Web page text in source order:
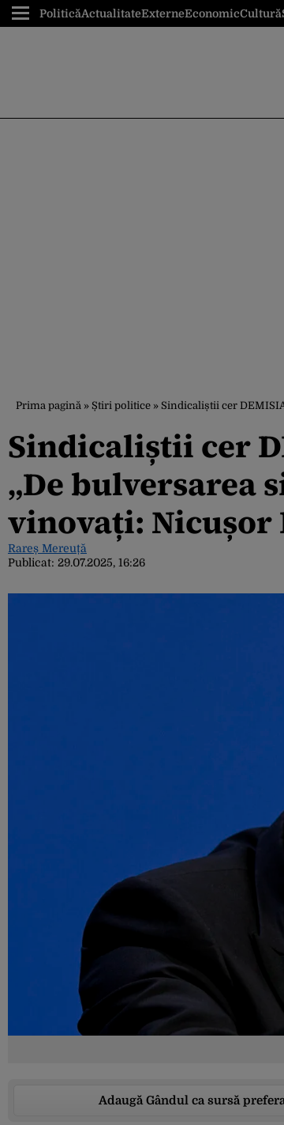
PoliticăActualitateExterneEconomicCultură
Prima pagină » Știri politice » Sindicaliștii cer
Sindicaliștii cer
„De bulversarea
vinovați: Nicușor
Rareș Mereuță
Publicat: 29.07.2025, 16:26
Adaugă Gândul ca sursă